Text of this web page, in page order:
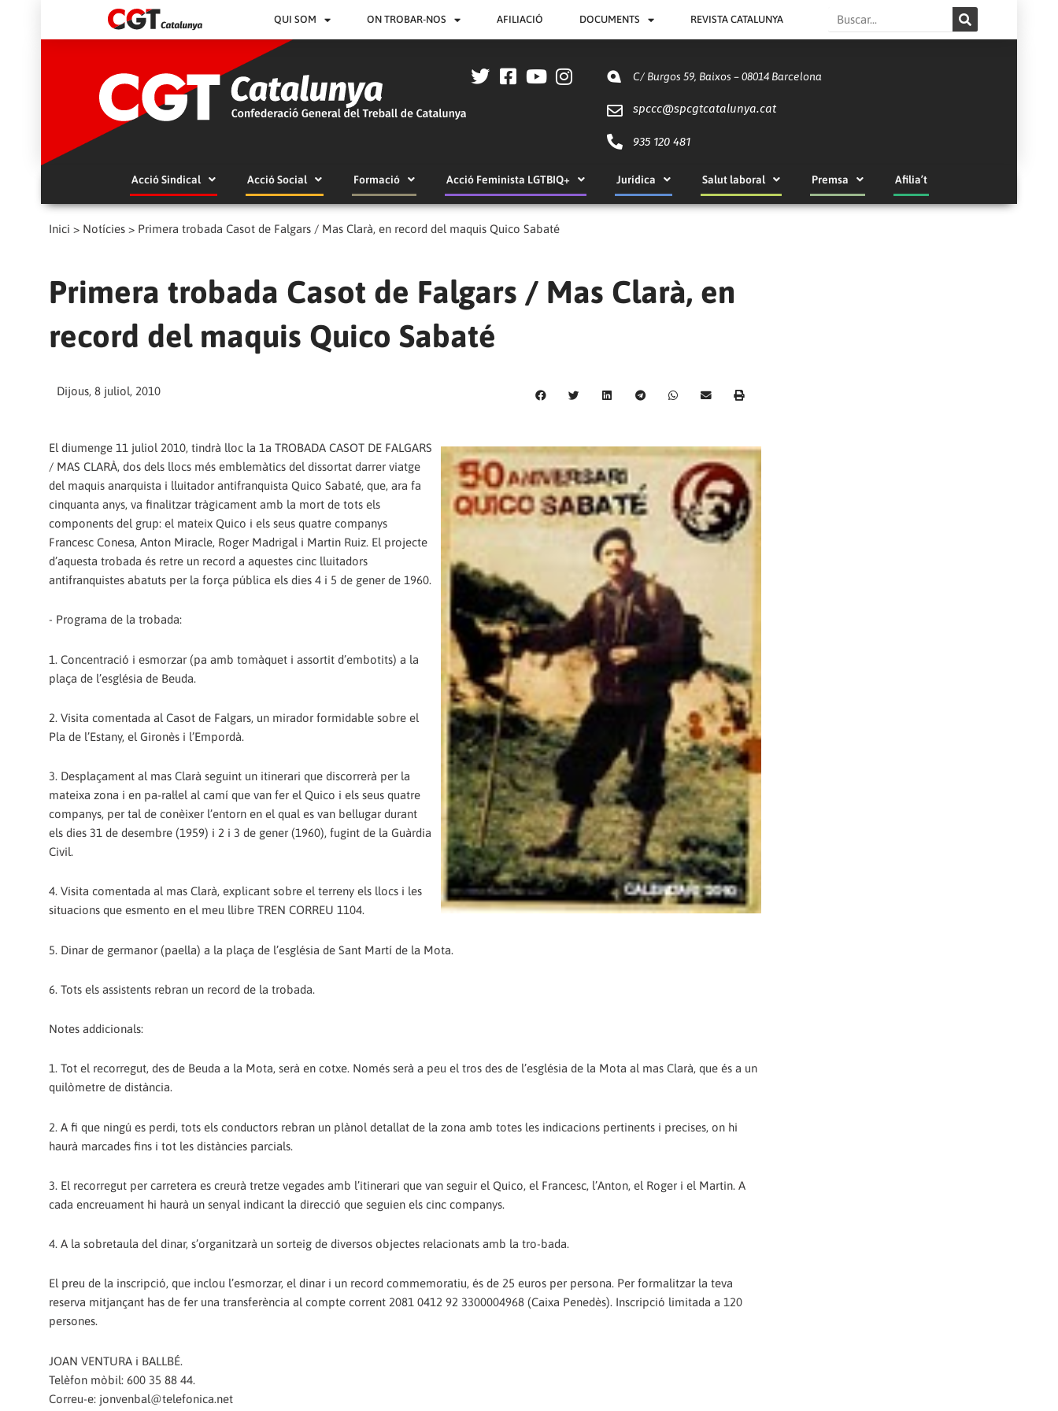
QUI SOM ON TROBAR-NOS AFILIACIÓ DOCUMENTS REVISTA CATALUNYA Search
C/ Burgos 59, Baixos – 08014 Barcelona
spccc@spcgtcatalunya.cat
935 120 481
Acció Sindical Acció Social Formació Acció Feminista LGTBIQ+ Jurídica Salut laboral Premsa Afilia’t
Inici > Notícies > Primera trobada Casot de Falgars / Mas Clarà, en record del maquis Quico Sabaté
Primera trobada Casot de Falgars / Mas Clarà, en
record del maquis Quico Sabaté
Dijous, 8 juliol, 2010
El diumenge 11 juliol 2010, tindrà lloc la 1a TROBADA CASOT DE FALGARS
/ MAS CLARÀ, dos dels llocs més emblemàtics del dissortat darrer viatge
del maquis anarquista i lluitador antifranquista Quico Sabaté, que, ara fa
cinquanta anys, va finalitzar tràgicament amb la mort de tots els
components del grup: el mateix Quico i els seus quatre companys
Francesc Conesa, Anton Miracle, Roger Madrigal i Martin Ruiz. El projecte
d’aquesta trobada és retre un record a aquestes cinc lluitadors
antifranquistes abatuts per la força pública els dies 4 i 5 de gener de 1960.
- Programa de la trobada:
1. Concentració i esmorzar (pa amb tomàquet i assortit d’embotits) a la
plaça de l’església de Beuda.
2. Visita comentada al Casot de Falgars, un mirador formidable sobre el
Pla de l’Estany, el Gironès i l’Empordà.
3. Desplaçament al mas Clarà seguint un itinerari que discorrerà per la
mateixa zona i en pa-ral·lel al camí que van fer el Quico i els seus quatre
companys, per tal de conèixer l’entorn en el qual es van bellugar durant
els dies 31 de desembre (1959) i 2 i 3 de gener (1960), fugint de la Guàrdia
Civil.
4. Visita comentada al mas Clarà, explicant sobre el terreny els llocs i les
situacions que esmento en el meu llibre TREN CORREU 1104.
5. Dinar de germanor (paella) a la plaça de l’església de Sant Martí de la Mota.
6. Tots els assistents rebran un record de la trobada.
Notes addicionals:
1. Tot el recorregut, des de Beuda a la Mota, serà en cotxe. Només serà a peu el tros des de l’església de la Mota al mas Clarà, que és a un
quilòmetre de distància.
2. A fi que ningú es perdi, tots els conductors rebran un plànol detallat de la zona amb totes les indicacions pertinents i precises, on hi
haurà marcades fins i tot les distàncies parcials.
3. El recorregut per carretera es creurà tretze vegades amb l’itinerari que van seguir el Quico, el Francesc, l’Anton, el Roger i el Martin. A
cada encreuament hi haurà un senyal indicant la direcció que seguien els cinc companys.
4. A la sobretaula del dinar, s’organitzarà un sorteig de diversos objectes relacionats amb la tro-bada.
El preu de la inscripció, que inclou l’esmorzar, el dinar i un record commemoratiu, és de 25 euros per persona. Per formalitzar la teva
reserva mitjançant has de fer una transferència al compte corrent 2081 0412 92 3300004968 (Caixa Penedès). Inscripció limitada a 120
persones.
JOAN VENTURA i BALLBÉ.
Telèfon mòbil: 600 35 88 44.
Correu-e: jonvenbal@telefonica.net